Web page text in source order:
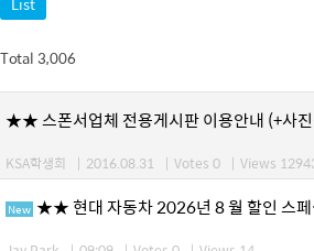
Total 3,006
★★ 스폰서업체 전용게시판 이용안내 (+사
KSA학생회 | 2016.08.31 | Votes 0 | Views
New ★★ 현대 자동차 2026년 8 월 할인 스